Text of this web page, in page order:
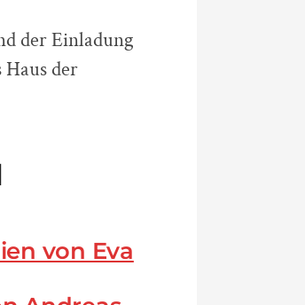
der Einladung
Haus der
von Eva